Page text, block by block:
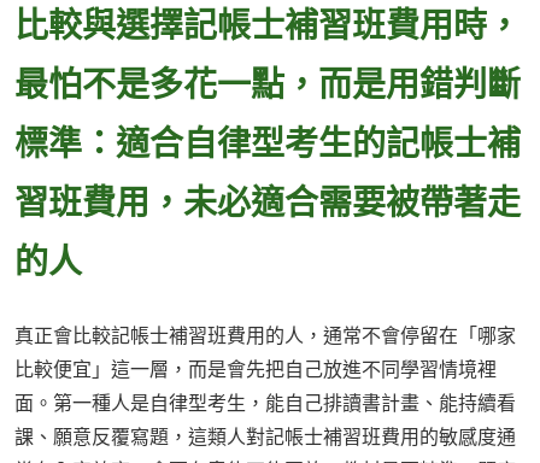
比較與選擇記帳士補習班費用時，
最怕不是多花一點，而是用錯判斷
標準：適合自律型考生的記帳士補
習班費用，未必適合需要被帶著走
的人
真正會比較記帳士補習班費用的人，通常不會停留在「哪家
比較便宜」這一層，而是會先把自己放進不同學習情境裡
面。第一種人是自律型考生，能自己排讀書計畫、能持續看
課、願意反覆寫題，這類人對記帳士補習班費用的敏感度通